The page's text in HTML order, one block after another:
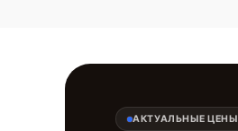
АКТУАЛЬНЫЕ ЦЕНЫ